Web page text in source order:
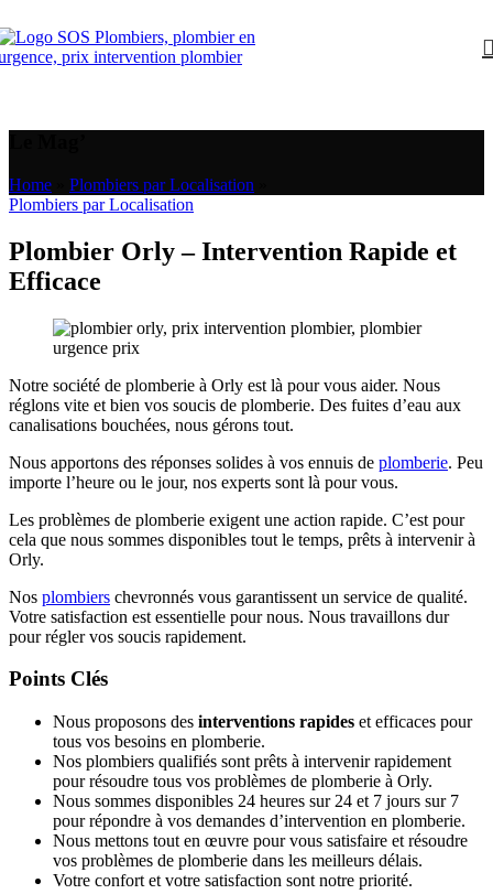
Home Plombiers par Localisation
Plombiers par Localisation
Plombier Orly – Intervention Rapide et
Efficace
Notre société de plomberie à Orly est là pour vous aider. Nous
réglons vite et bien vos soucis de plomberie. Des fuites d’eau aux
canalisations bouchées, nous gérons tout.
Nous apportons des réponses solides à vos ennuis de plomberie. Peu
importe l’heure ou le jour, nos experts sont là pour vous.
Les problèmes de plomberie exigent une action rapide. C’est pour
cela que nous sommes disponibles tout le temps, prêts à intervenir à
Orly.
Nos plombiers chevronnés vous garantissent un service de qualité.
Votre satisfaction est essentielle pour nous. Nous travaillons dur
pour régler vos soucis rapidement.
Points Clés
Nous proposons des interventions rapides et efficaces pour
tous vos besoins en plomberie.
Nos plombiers qualifiés sont prêts à intervenir rapidement
pour résoudre tous vos problèmes de plomberie à Orly.
Nous sommes disponibles 24 heures sur 24 et 7 jours sur 7
pour répondre à vos demandes d’intervention en plomberie.
Nous mettons tout en œuvre pour vous satisfaire et résoudre
vos problèmes de plomberie dans les meilleurs délais.
Votre confort et votre satisfaction sont notre priorité.